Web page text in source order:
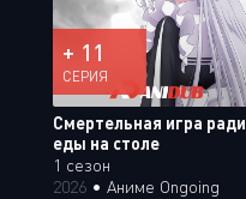
+ 11
СЕРИЯ
Смертельная игра ради
еды на столе
1 сезон
2026 • Аниме Ongoing